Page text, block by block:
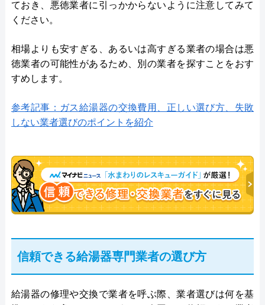
ておき、悪徳業者に引っかからないように注意してみて
ください。
相場よりも安すぎる、あるいは高すぎる業者の場合は悪
徳業者の可能性があるため、別の業者を探すことをおす
すめします。
参考記事：ガス給湯器の交換費用、正しい選び方、失敗
しない業者選びのポイントを紹介
信頼できる給湯器専門業者の選び方
給湯器の修理や交換で業者を呼ぶ際、業者選びは何を基